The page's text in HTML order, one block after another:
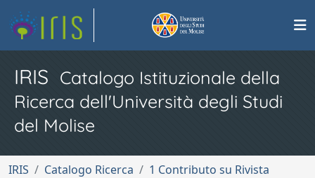
IRIS Catalogo Istituzionale della
Ricerca dell'Università degli Studi
del Molise
IRIS Catalogo Ricerca
1 Contributo su Rivista